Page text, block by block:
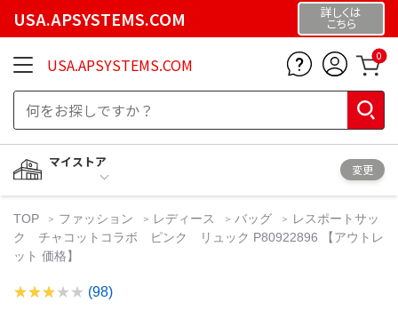
USA.APSYSTEMS.COM 詳しくは
こちら
USA.APSYSTEMS.COM 0
マイストア
変更
TOP ファッション レディース バッグ
レスポートサッ
ク チャコットコラボ ピンク リュック P80922896 【アウトレ
ット 価格】
(98)